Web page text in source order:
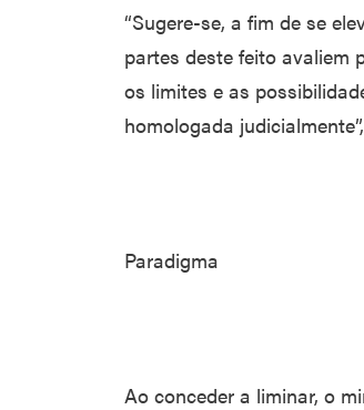
“Sugere-se, a fim de se
partes deste feito avaliem
os limites e as
homologada
Paradigma
Ao conceder a liminar, o